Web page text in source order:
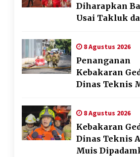
Diharapkan
Usai Takluk
AFF 2026
8 Agustus 2026
Penanganan
Kebakaran
Dinas Teknis
Ada Korban Jiwa
8 Agustus 2026
Kebakaran
Dinas Teknis
Muis